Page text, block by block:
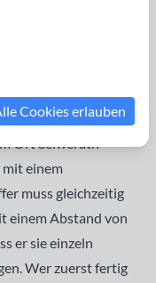
wird von einer
den "Zalditschen",
und ein "Läufer"
Ort Seiwerath
mit einem
muss gleichzeitig
einem Abstand von
er sie einzeln
Wer zuerst fertig
Cookies erlauben